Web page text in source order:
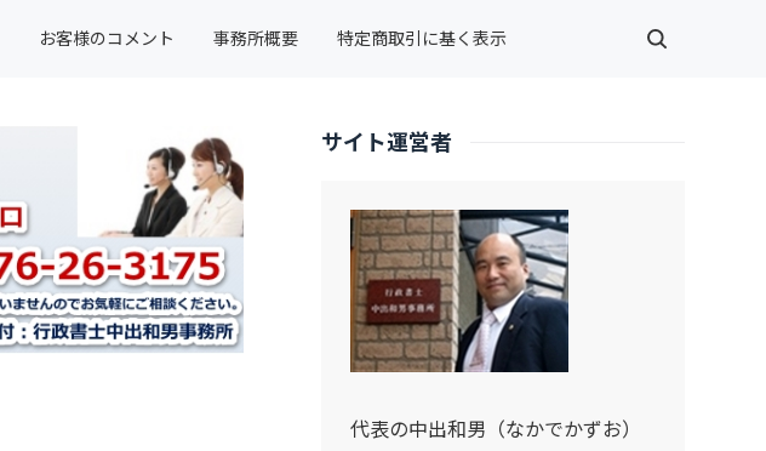
お客様のコメント 事務所概要 特定商取引に基く表示
サイト運営者
代表の中出和男（なかでかずお）